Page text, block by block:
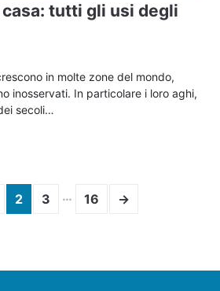
tutti gli usi degli
in molte zone del mondo,
inosservati. In particolare i loro aghi,
secoli…
2 3 … 16 →